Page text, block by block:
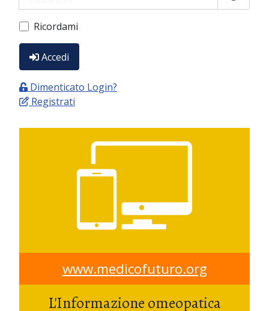
Show
Ricordami
Accedi
Dimenticato Login?
Registrati
www.medicofuturo.org
L'Informazione omeopatica